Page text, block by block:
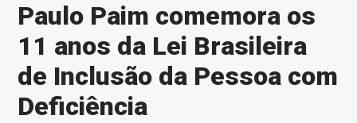
Paulo Paim comemora os
11 anos da Lei Brasileira
de Inclusão da Pessoa com
Deficiência